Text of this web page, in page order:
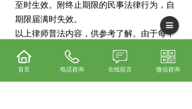
至时生效。附终止期限的民事法律行为，自
期限届满时失效。
以上律师普法内容，供参考了解。由于每个
案件或纠纷的发生背景都不一样，解决方式
可能不同，为了更好的帮您解决问题，保障
首页 电话咨询 在线留言 微信咨询